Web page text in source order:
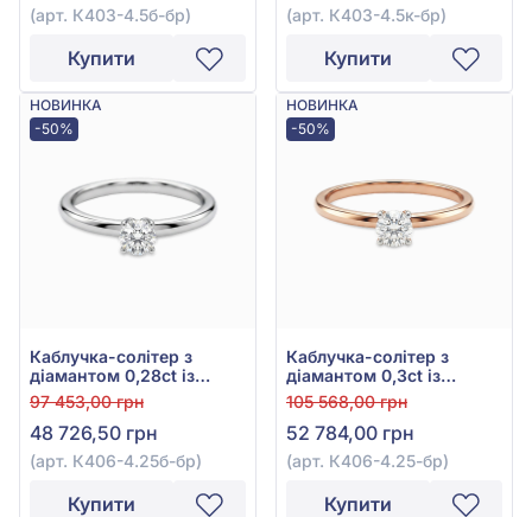
(арт. К403-4.5б-бр)
Купити
(арт. К403-4.5к-бр)
Купити
НОВИНКА
-50%
Каблучка-солітер з
діамантом 0,28ct із
білого золота 585°, арт.
К406-4.25б-бр
97 453,00 грн
48 726,50 грн
(арт. К406-4.25б-бр)
Купити
НОВИНКА
-50%
Каблучка-солітер з
діамантом 0,3ct із
червоного золота 585°,
арт. К406-4.25-бр
105 568,00 грн
52 784,00 грн
(арт. К406-4.25-бр)
Купити